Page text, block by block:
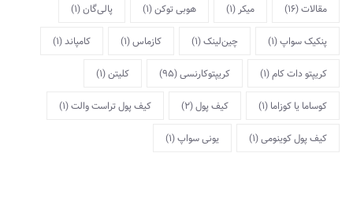
مقالات(16) میکر (1) هوبی توکن(1) پالی‌گان(1)
پنکیک سواپ(1) چین‌لینک(1) کازماس(1) کامپاند(1)
کریپتو دات کام(1) کریپتوکارنسی(95) کلیتن(1)
کوساما یا کوزاما (1) کیف پول(2) کیف پول تراست والت(1)
کیف پول کوینومی(1) یونی سواپ(1)